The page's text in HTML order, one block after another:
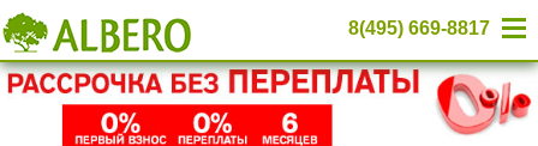
8(495) 669-8817